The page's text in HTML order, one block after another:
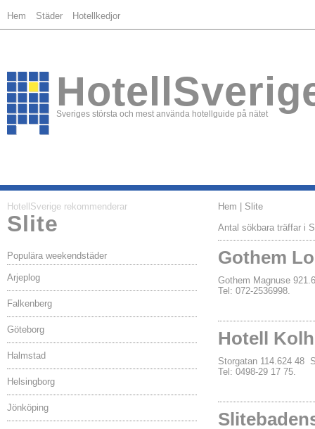
Hem Städer Hotellkedjor
Sveriges största och mest använda hotellguide på nätet
HotellSverige rekommenderar
Slite
Populära weekendstäder
Arjeplog
Falkenberg
Göteborg
Halmstad
Helsingborg
Jönköping
Hem | Slite
Antal sökbara träffar i
Gothem
Gothem Magnuse
Tel: 072-2536998.
Hotell
Storgatan 114.624 48
Tel: 0498-29 17 75.